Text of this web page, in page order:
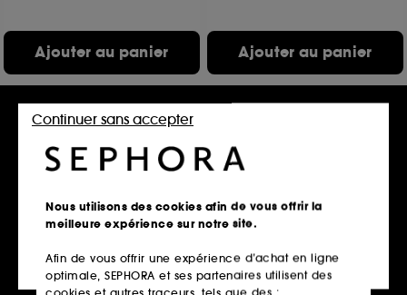
Ajouter au panier Ajouter au panier
YVES SAINT LAURENT
Opium
Eau de Toilette
Offre fidélité web
CHLOÉ
Chloé Nomade Jasmin
Naturel
Nous utilisons des cookies afin de vous offrir la
meilleure expérience sur notre site.
Afin de vous offrir une expérience d’achat en ligne
optimale, SEPHORA et ses partenaires utilisent des
cookies et autres traceurs, tels que des :
Continuer sans accepter